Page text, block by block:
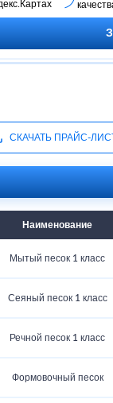
морской –
прайс-листе
СКАЧАТЬ ПРАЙС-
Наименование
Мытый песок 1 класс
Сеяный песок 1 класс
Речной песок 1 класс
Формовочный песок